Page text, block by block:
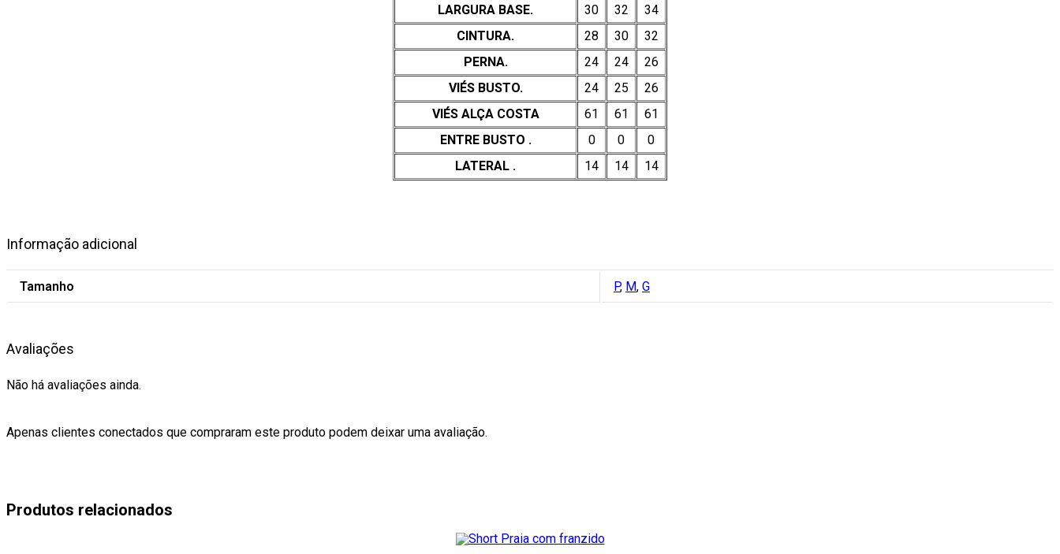
LARGURA BASE.
30 32
34
CINTURA.
28 30
32
PERNA.
24 24
26
VIÉS BUSTO.
24 25
26
VIÉS ALÇA COSTA
61 61
61
ENTRE BUSTO .
0 0
0
LATERAL .
14 14 14
Informação adicional
Tamanho P, M, G
Avaliações
Não há avaliações ainda.
Apenas clientes conectados que compraram este produto podem deixar uma avaliação.
Produtos relacionados